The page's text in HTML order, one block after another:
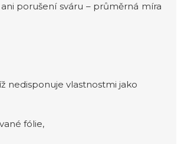
porušení sváru – průměrná míra
nedisponuje vlastnostmi jako
fólie,